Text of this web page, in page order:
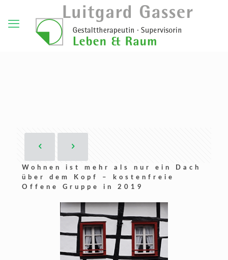
Wohnen ist mehr als nur ein Dach
über dem Kopf – kostenfreie
Offene Gruppe in 2019